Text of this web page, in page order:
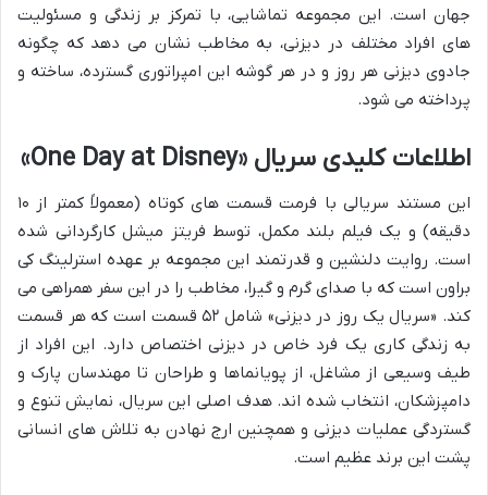
جهان است. این مجموعه تماشایی، با تمرکز بر زندگی و مسئولیت
های افراد مختلف در دیزنی، به مخاطب نشان می دهد که چگونه
جادوی دیزنی هر روز و در هر گوشه این امپراتوری گسترده، ساخته و
پرداخته می شود.
اطلاعات کلیدی سریال «One Day at Disney»
این مستند سریالی با فرمت قسمت های کوتاه (معمولاً کمتر از ۱۰
دقیقه) و یک فیلم بلند مکمل، توسط فریتز میشل کارگردانی شده
است. روایت دلنشین و قدرتمند این مجموعه بر عهده استرلینگ کی
براون است که با صدای گرم و گیرا، مخاطب را در این سفر همراهی می
کند. «سریال یک روز در دیزنی» شامل ۵۲ قسمت است که هر قسمت
به زندگی کاری یک فرد خاص در دیزنی اختصاص دارد. این افراد از
طیف وسیعی از مشاغل، از پویانماها و طراحان تا مهندسان پارک و
دامپزشکان، انتخاب شده اند. هدف اصلی این سریال، نمایش تنوع و
گستردگی عملیات دیزنی و همچنین ارج نهادن به تلاش های انسانی
پشت این برند عظیم است.